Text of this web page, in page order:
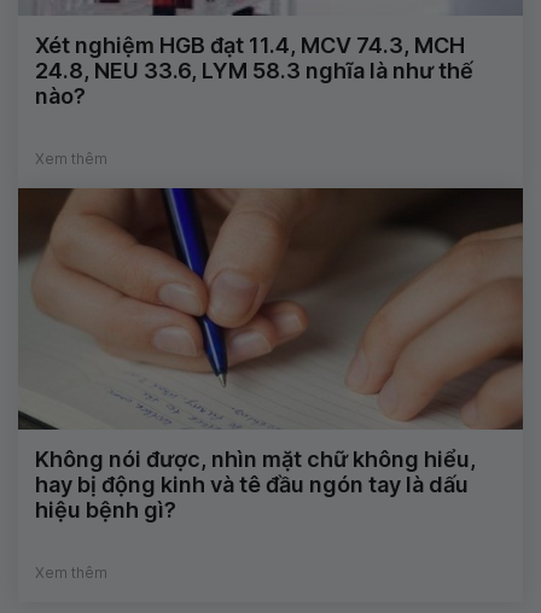
Xét nghiệm HGB đạt 11.4, MCV 74.3, MCH
24.8, NEU 33.6, LYM 58.3 nghĩa là như thế
nào?
Xem thêm
Không nói được, nhìn mặt chữ không hiểu,
hay bị động kinh và tê đầu ngón tay là dấu
hiệu bệnh gì?
Xem thêm